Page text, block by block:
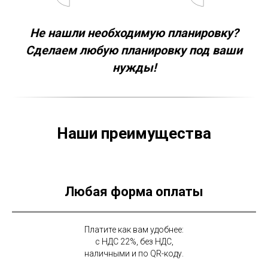
Не нашли необходимую планировку?
Сделаем любую планировку под ваши
нужды!
Наши преимущества
Любая форма оплаты
Платите как вам удобнее:
с НДС 22%, без НДС,
наличными и по QR-коду.